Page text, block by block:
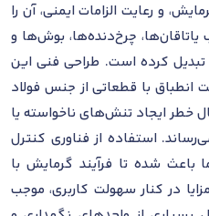
و رعایت الزامات ایمنی، آن را
یاتاقان‌ها، چرخ‌دنده‌ها، بوش‌ها و
کرده است. طراحی فنی این
با قطعاتی از جنس فولاد
خطر ایجاد تنش‌های ناخواسته یا
استفاده از فناوری کنترل
شده تا فرآیند گرمایش با
در کنار سهولت کاربری، موجب